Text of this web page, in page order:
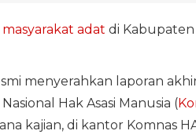
masyarakat adat di Kabupaten
menyerahkan laporan
Hak Asasi Manusia (
kajian, di kantor Komnas